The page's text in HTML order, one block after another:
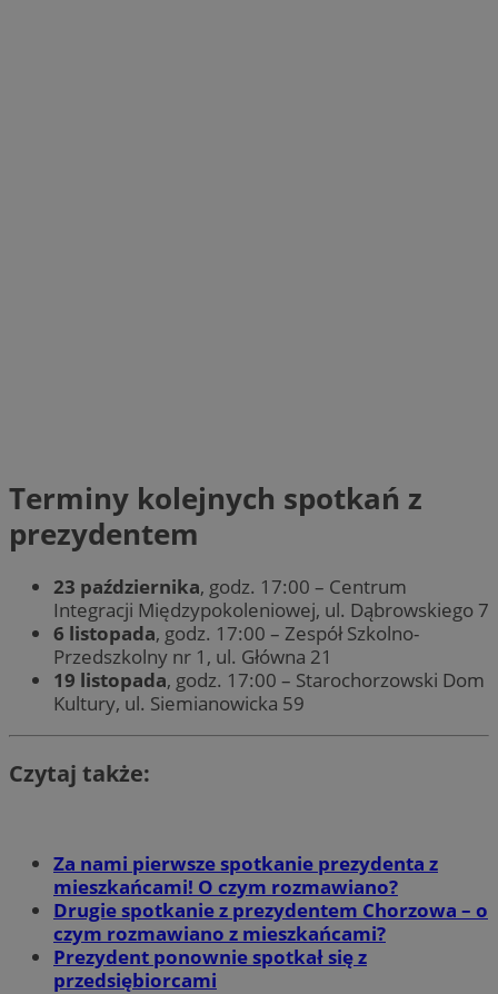
Terminy kolejnych spotkań z
prezydentem
23 października, godz. 17:00 – Centrum
Integracji Międzypokoleniowej, ul. Dąbrowskiego 7
6 listopada, godz. 17:00 – Zespół Szkolno-
Przedszkolny nr 1, ul. Główna 21
19 listopada, godz. 17:00 – Starochorzowski Dom
Kultury, ul. Siemianowicka 59
Czytaj także:
Za nami pierwsze spotkanie prezydenta z
mieszkańcami! O czym rozmawiano?
Drugie spotkanie z prezydentem Chorzowa – o
czym rozmawiano z mieszkańcami?
Prezydent ponownie spotkał się z
przedsiębiorcami